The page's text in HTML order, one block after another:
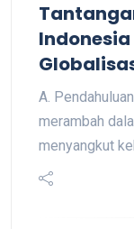
A.
merambah
menyangkut